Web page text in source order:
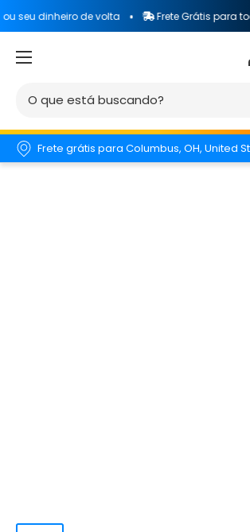
de volta Frete Grátis para todo o Brasil